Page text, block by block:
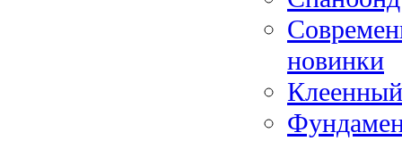
новинки